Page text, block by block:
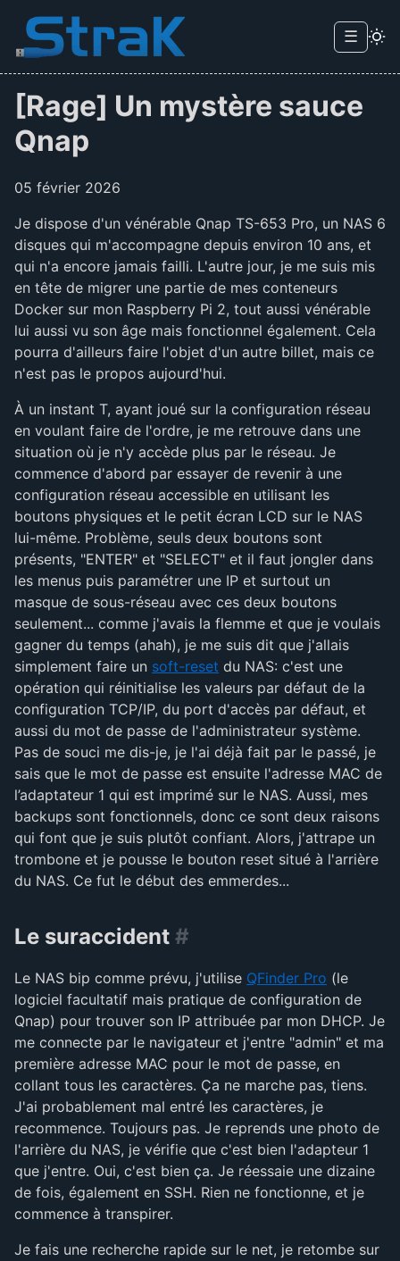
Skip to main content
☰
[Rage] Un mystère sauce
Qnap
05 février 2026
Je dispose d'un vénérable Qnap TS-653 Pro, un NAS 6
disques qui m'accompagne depuis environ 10 ans, et
qui n'a encore jamais failli. L'autre jour, je me suis mis
en tête de migrer une partie de mes conteneurs
Docker sur mon Raspberry Pi 2, tout aussi vénérable
lui aussi vu son âge mais fonctionnel également. Cela
pourra d'ailleurs faire l'objet d'un autre billet, mais ce
n'est pas le propos aujourd'hui.
À un instant T, ayant joué sur la configuration réseau
en voulant faire de l'ordre, je me retrouve dans une
situation où je n'y accède plus par le réseau. Je
commence d'abord par essayer de revenir à une
configuration réseau accessible en utilisant les
boutons physiques et le petit écran LCD sur le NAS
lui-même. Problème, seuls deux boutons sont
présents, "ENTER" et "SELECT" et il faut jongler dans
les menus puis paramétrer une IP et surtout un
masque de sous-réseau avec ces deux boutons
seulement... comme j'avais la flemme et que je voulais
gagner du temps (ahah), je me suis dit que j'allais
simplement faire un soft-reset du NAS: c'est une
opération qui réinitialise les valeurs par défaut de la
configuration TCP/IP, du port d'accès par défaut, et
aussi du mot de passe de l'administrateur système.
Pas de souci me dis-je, je l'ai déjà fait par le passé, je
sais que le mot de passe est ensuite l'adresse MAC de
l’adaptateur 1 qui est imprimé sur le NAS. Aussi, mes
backups sont fonctionnels, donc ce sont deux raisons
qui font que je suis plutôt confiant. Alors, j'attrape un
trombone et je pousse le bouton reset situé à l'arrière
du NAS. Ce fut le début des emmerdes...
Le suraccident #
Le NAS bip comme prévu, j'utilise QFinder Pro (le
logiciel facultatif mais pratique de configuration de
Qnap) pour trouver son IP attribuée par mon DHCP. Je
me connecte par le navigateur et j'entre "admin" et ma
première adresse MAC pour le mot de passe, en
collant tous les caractères. Ça ne marche pas, tiens.
J'ai probablement mal entré les caractères, je
recommence. Toujours pas. Je reprends une photo de
l'arrière du NAS, je vérifie que c'est bien l'adapteur 1
que j'entre. Oui, c'est bien ça. Je réessaie une dizaine
de fois, également en SSH. Rien ne fonctionne, et je
commence à transpirer.
Je fais une recherche rapide sur le net, je retombe sur